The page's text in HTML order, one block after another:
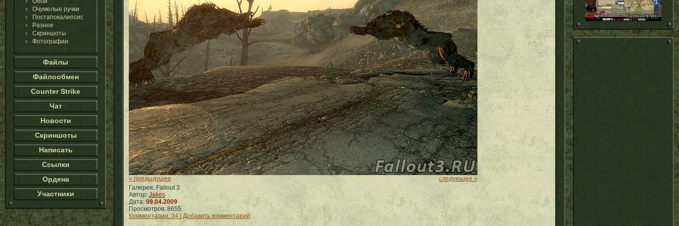
Очумелые ручки
Постапокалипсис
Разное
Скриншоты
Фотографии
Файлы
Файлообмен
Counter Strike
Чат
Новости
Скриншоты
Написать
Ссылки
Ордена
Участники
« предыдущее
следующее »
Галерея: Fallout 3
Автор: Jakes
Дата: 09.04.2009
Просмотров: 8655
Комментарии: 34 | Добавить комментарий